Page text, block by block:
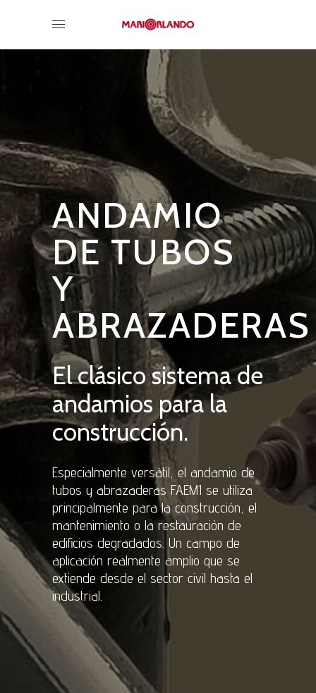
ANDAMIO
DE TUBOS
Y
ABRAZADERAS
El clásico sistema de
andamios para la
construcción.
Especialmente versátil, el andamio de
tubos y abrazaderas FAEM1 se utiliza
principalmente para la construcción, el
mantenimiento o la restauración de
edificios degradados. Un campo de
aplicación realmente amplio que se
extiende desde el sector civil hasta el
industrial.